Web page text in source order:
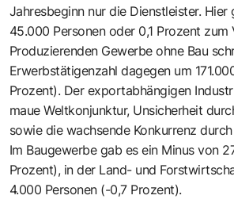
Jahresbeginn nur die Dienstleister. Hier
45.000 Personen oder 0,1 Prozent zum
Produzierenden Gewerbe ohne Bau
Erwerbstätigenzahl dagegen um
Prozent). Der exportabhängigen
maue Weltkonjunktur, Unsicherheit
sowie die wachsende Konkurrenz
Im Baugewerbe gab es ein Minus von
Prozent), in der Land- und
4.000 Personen (-0,7 Prozent).